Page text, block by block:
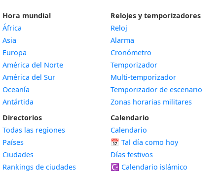
Hora mundial
África
Asia
Europa
América del Norte
América del Sur
Oceanía
Antártida
Directorios
Todas las regiones
Países
Ciudades
Rankings de ciudades
Relojes y temporizadores
Reloj
Alarma
Cronómetro
Temporizador
Multi-temporizador
Temporizador de escenario
Zonas horarias militares
Calendario
Calendario
📅 Tal día como hoy
Días festivos
☪️ Calendario islámico